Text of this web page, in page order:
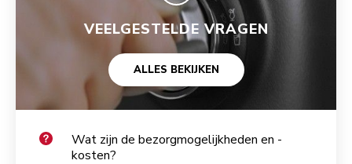
VEELGESTELDE VRAGEN
ALLES BEKIJKEN
Wat zijn de bezorgmogelijkheden en -
kosten?